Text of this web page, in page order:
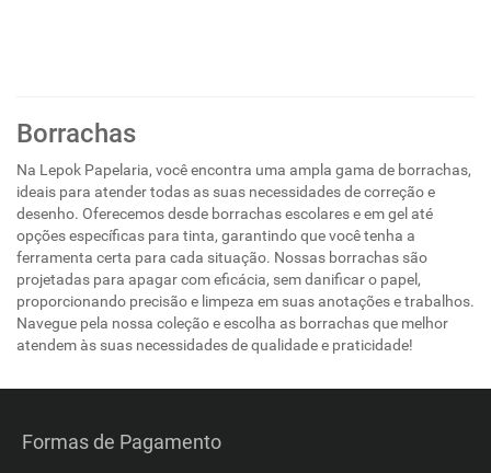
Borrachas
Na Lepok Papelaria, você encontra uma ampla gama de borrachas,
ideais para atender todas as suas necessidades de correção e
desenho. Oferecemos desde borrachas escolares e em gel até
opções específicas para tinta, garantindo que você tenha a
ferramenta certa para cada situação. Nossas borrachas são
projetadas para apagar com eficácia, sem danificar o papel,
proporcionando precisão e limpeza em suas anotações e trabalhos.
Navegue pela nossa coleção e escolha as borrachas que melhor
atendem às suas necessidades de qualidade e praticidade!
Formas de Pagamento